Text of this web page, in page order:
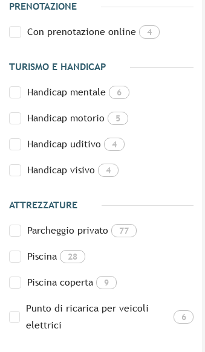
PRENOTAZIONE
Con prenotazione online 4
TURISMO E HANDICAP
Handicap mentale 6
Handicap motorio 5
Handicap uditivo 4
Handicap visivo 4
ATTREZZATURE
Parcheggio privato 77
Piscina 28
Piscina coperta 9
Punto di ricarica per veicoli
elettrici
6